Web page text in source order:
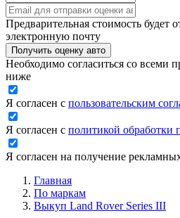
Предварительная стоимость будет
электронную почту
Получить оценку авто
Необходимо согласиться со всеми
ниже
Я согласен с пользовательским
Я согласен с политикой обработки
Я согласен на получение
Главная
По маркам
Выкуп Land Rover Series III